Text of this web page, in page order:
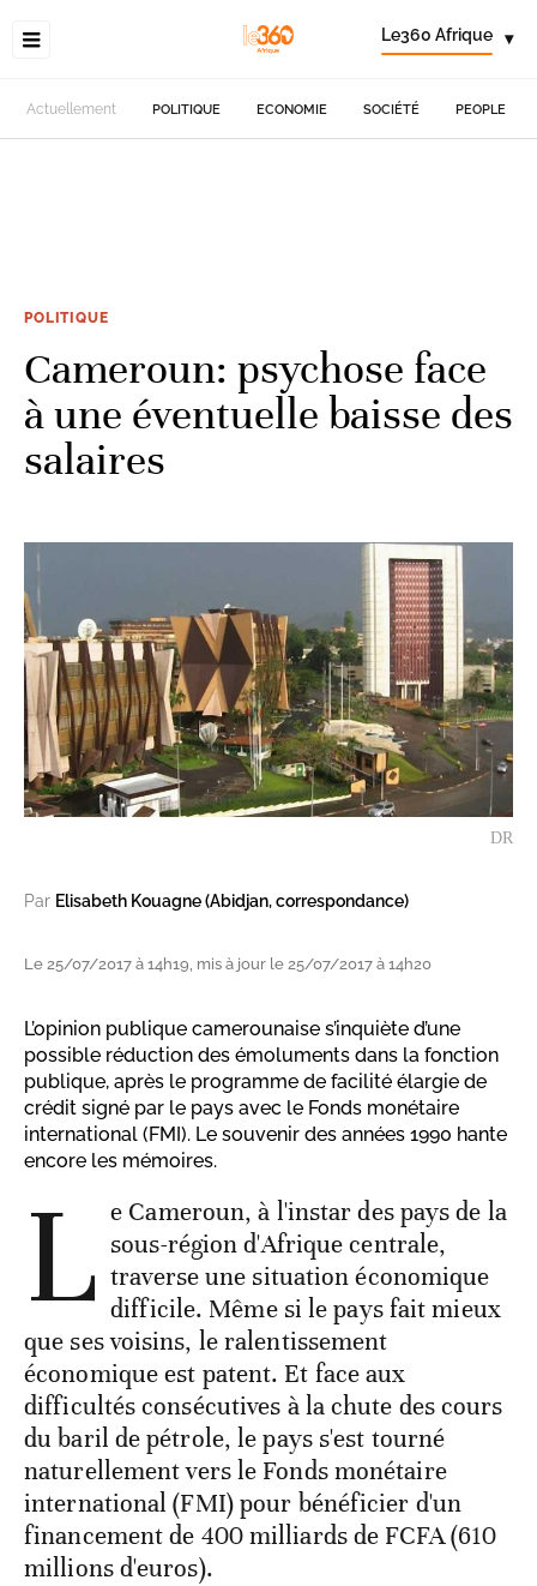
Le360 Afrique ▾
Actuellement POLITIQUE ECONOMIE SOCIÉTÉ PEOPLE
POLITIQUE
Cameroun: psychose face
à une éventuelle baisse des
salaires
DR
Par Elisabeth Kouagne (Abidjan, correspondance)
Le 25/07/2017 à 14h19, mis à jour le 25/07/2017 à 14h20
L’opinion publique camerounaise s’inquiète d’une
possible réduction des émoluments dans la fonction
publique, après le programme de facilité élargie de
crédit signé par le pays avec le Fonds monétaire
international (FMI). Le souvenir des années 1990 hante
encore les mémoires.
L e Cameroun, à l'instar des pays de la
sous-région d'Afrique centrale,
traverse une situation économique
difficile. Même si le pays fait mieux
que ses voisins, le ralentissement
économique est patent. Et face aux
difficultés consécutives à la chute des cours
du baril de pétrole, le pays s'est tourné
naturellement vers le Fonds monétaire
international (FMI) pour bénéficier d'un
financement de 400 milliards de FCFA (610
millions d'euros).